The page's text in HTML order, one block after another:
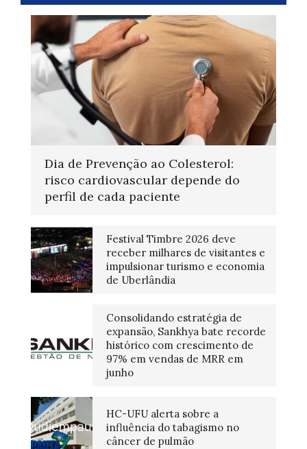
Dia de Prevenção ao Colesterol:
risco cardiovascular depende do
perfil de cada paciente
Festival Timbre 2026 deve
receber milhares de visitantes e
impulsionar turismo e economia
de Uberlândia
Consolidando estratégia de
expansão, Sankhya bate recorde
histórico com crescimento de
97% em vendas de MRR em
junho
HC-UFU alerta sobre a
influência do tabagismo no
câncer de pulmão